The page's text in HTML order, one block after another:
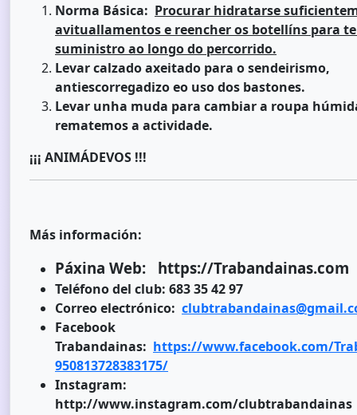
Norma Básica: Procurar hidratarse
avituallamentos e reencher os botellíns para
suministro ao longo do percorrido.
Levar calzado axeitado para o sendeirismo,
antiescorregadizo eo uso dos bastones.
Levar unha muda para cambiar a roupa
rematemos a actividade.
¡¡¡ ANIMÁDEVOS !!!
Más información:
Páxina Web: https://Trabandainas.com
Teléfono del club: 683 35 42 97
Correo electrónico:
Facebook
Trabandainas: https://www.facebook.com/
950813728383175/
Instagram:
http://www.instagram.com/clubtrabandainas